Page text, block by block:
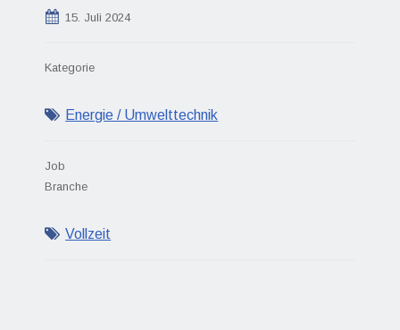
15. Juli 2024
Kategorie
Energie / Umwelttechnik
Job
Branche
Vollzeit